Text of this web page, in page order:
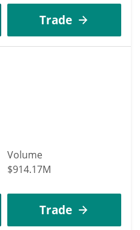
Trade
Volume
$914.17M
Trade